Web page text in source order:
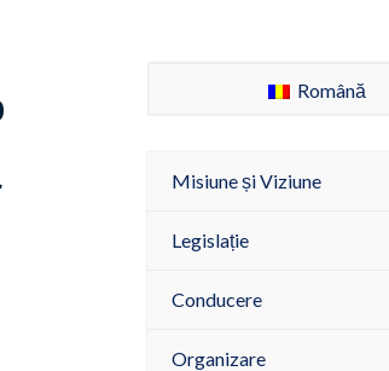
Română
Misiune și Viziune
Legislație
Conducere
Organizare